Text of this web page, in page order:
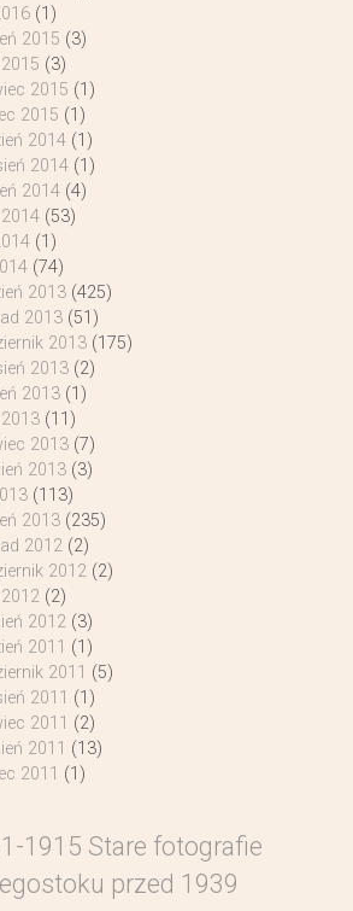
(1)
2015 (3)
(3)
2015 (1)
2015 (1)
2014(1)
2014(1)
2014(4)
(53)
(1)
(74)
2013(425)
2013(51)
2013(175)
2013(2)
2013(1)
(11)
2013(7)
2013(3)
(113)
2013(235)
2012(2)
2012(2)
(2)
2012(3)
2011 (1)
2011 (5)
2011 (1)
2011 (2)
2011 (13)
2011 (1)
1915 Stare fotografie
przed 1939